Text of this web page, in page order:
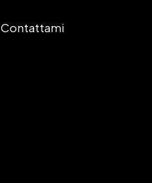
Contattami